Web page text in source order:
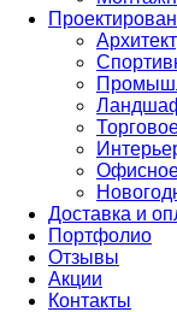
Доставка и
Портфолио
Отзывы
Акции
Контакты